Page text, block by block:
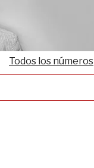
Todos los números